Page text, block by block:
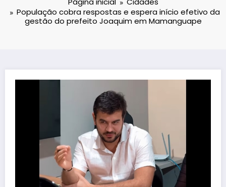
População cobra respostas e espera início efetivo da
gestão do prefeito Joaquim em Mamanguape